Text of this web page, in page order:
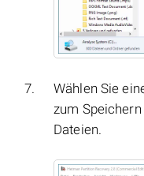
Wählen Sie
zum
Dateien.